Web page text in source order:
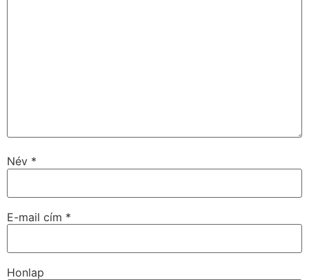
Név *
E-mail cím *
Honlap